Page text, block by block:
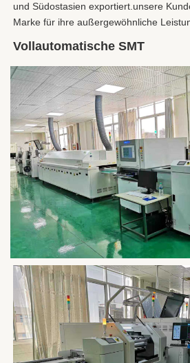
und Südostasien exportiert.unsere
Marke für ihre außergewöhnliche
Vollautomatische SMT